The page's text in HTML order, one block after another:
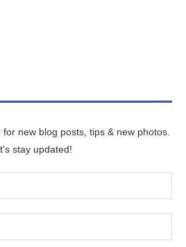
new blog posts, tips & new photos.
stay updated!